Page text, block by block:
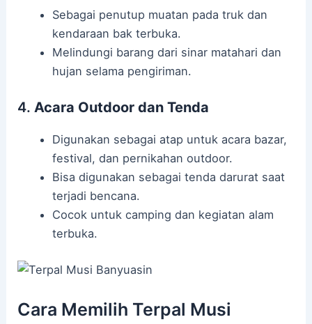
Sebagai penutup muatan pada truk dan
kendaraan bak terbuka.
Melindungi barang dari sinar matahari dan
hujan selama pengiriman.
4. Acara Outdoor dan Tenda
Digunakan sebagai atap untuk acara bazar,
festival, dan pernikahan outdoor.
Bisa digunakan sebagai tenda darurat saat
terjadi bencana.
Cocok untuk camping dan kegiatan alam
terbuka.
Cara Memilih Terpal Musi